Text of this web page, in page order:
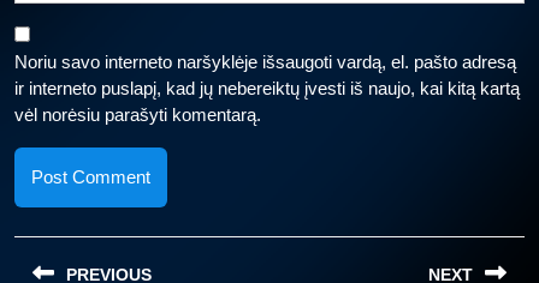
Noriu savo interneto naršyklėje išsaugoti vardą, el. pašto adresą
ir interneto puslapį, kad jų nebereiktų įvesti iš naujo, kai kitą kartą
vėl norėsiu parašyti komentarą.
Navigacija
PREVIOUS NEXT